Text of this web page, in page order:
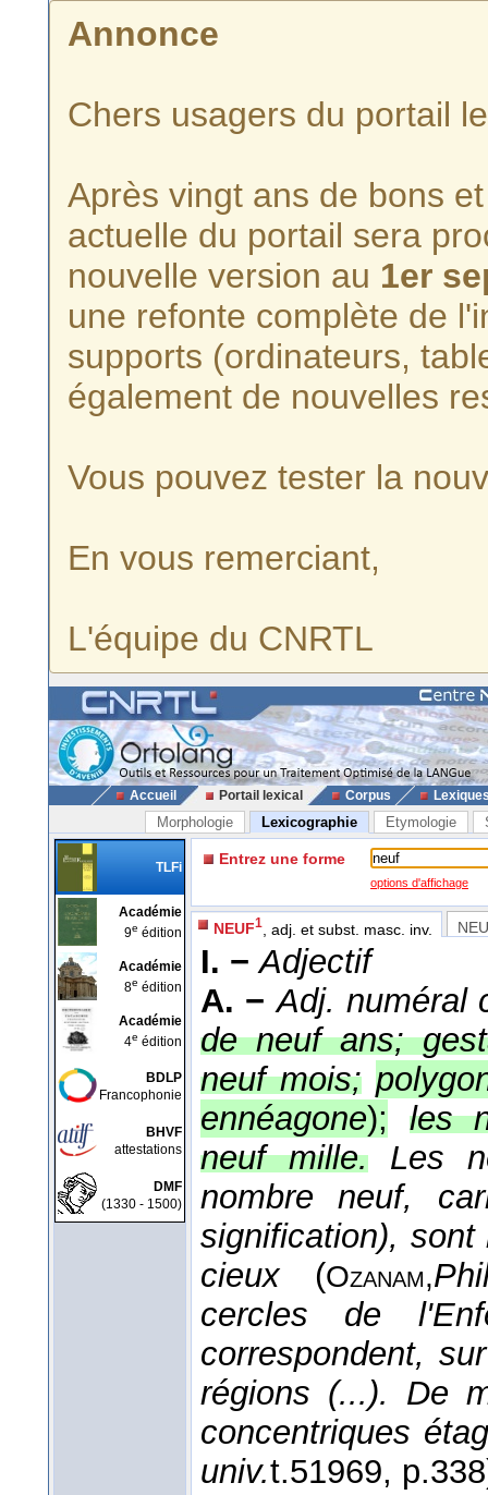
Annonce
Chers usagers du portail
Après vingt ans de bons
actuelle du portail sera
nouvelle version au 1er
une refonte complète de
supports (ordinateurs,
également de nouvelles
Vous pouvez tester la
En vous remerciant,
L'équipe du CNRTL
Accueil Portail lexical Corpus
Morphologie Lexicographie Etymologie
TLFi
Académie
9e édition
Académie
8e édition
Académie
4e édition
BDLP
Francophonie
BHVF
attestations
DMF
(1330 - 1500)
Entrez une forme
options d'affichage
NEUF1 , adj. et subst. masc. inv.
I. − Adjectif
A. − Adj. numéral
de neuf ans;
neuf mois;
ennéagone);
les
neuf mille.
Les
nombre neuf,
signification),
cieux (Ozanam,
cercles de
correspondent,
régions (...). De
concentriques
univ.t.51969,